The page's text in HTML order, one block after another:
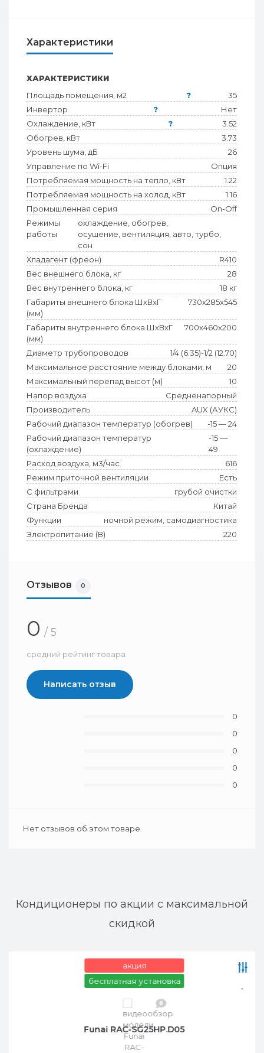
Характеристики
ХАРАКТЕРИСТИКИ
Площадь помещения, м2
?
35
Инвертор
?
Нет
Охлаждение, кВт
?
3.52
Обогрев, кВт
3.73
Уровень шума, дБ
26
Управление по Wi-Fi
Опция
Потребляемая мощность на тепло, кВт
1.22
Потребляемая мощность на холод, кВт
1.16
Промышленная серия
On-Off
Режимы
работы
охлаждение, обогрев,
осушение, вентиляция, авто, турбо,
сон
Хладагент (фреон)
R410
Вес внешнего блока, кг
28
Вес внутреннего блока, кг
18 кг
Габариты внешнего блока ШхВхГ
(мм)
730x285x545
Габариты внутреннего блока ШхВхГ
(мм)
700x460x200
Диаметр трубопроводов
1/4 (6.35)-1/2 (12.70)
Максимальное расстояние между блоками, м
20
Максимальный перепад высот (м)
10
Напор воздуха
Средненапорный
Производитель
AUX (АУКС)
Рабочий диапазон температур (обогрев)
-15 — 24
Рабочий диапазон температур
(охлаждение)
-15 —
49
Расход воздуха, м3/час
616
Режим приточной вентиляции
Есть
С фильтрами
грубой очистки
Страна Бренда
Китай
Функции
ночной режим, самодиагностика
Электропитание (В)
220
Отзывов 0
0 / 5
средний рейтинг товара
Написать отзыв
0
0
0
0
0
Нет отзывов об этом товаре.
Кондиционеры по акции с максимальной
скидкой
акция
бесплатная установка
0
Funai RAC-SG25HP.D05